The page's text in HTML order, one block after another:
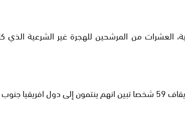
العشرات من المرشحين للهجرة غير الشرعية الذي